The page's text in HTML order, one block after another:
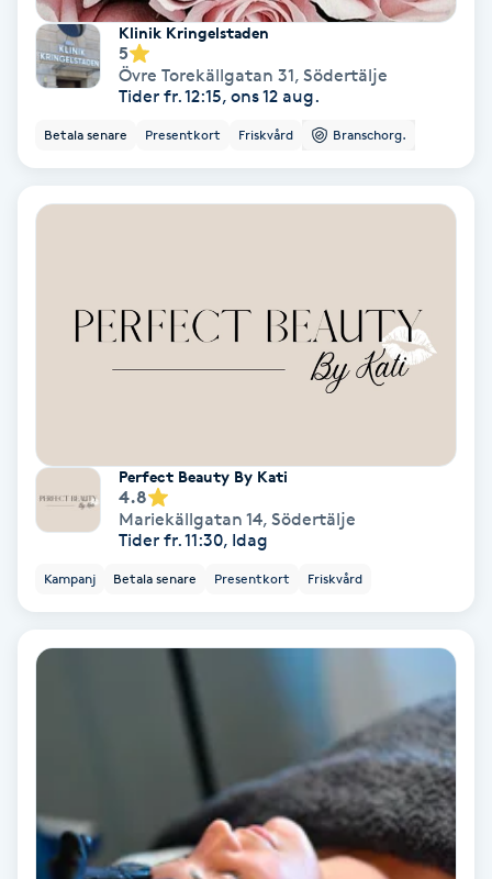
Gravidyoga
Gruppträning
Gua Sha-massage
Headspa
HIFU
Hudvård
Klinik Kringelstaden
5
Övre Torekällgatan 31, Södertälje
Tider fr. 12:15, ons 12 aug.
Betala senare Presentkort Friskvård Branschorg.
Perfect Beauty By Kati
4.8
Mariekällgatan 14, Södertälje
Tider fr. 11:30, Idag
Kampanj Betala senare Presentkort Friskvård